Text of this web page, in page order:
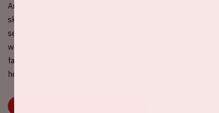
ArenA beleef je het vanaf ongekende hoogtes. Onze
skyboxen combineren het mooiste uitzicht met de beste
service. We leggen je meteen in de watten met een
welkomstcocktail, luxe hapjes en een open bar met jouw
favoriete drankjes. Jij hoeft alleen nog te genieten van
het spektakel in de skybox én op het veld.